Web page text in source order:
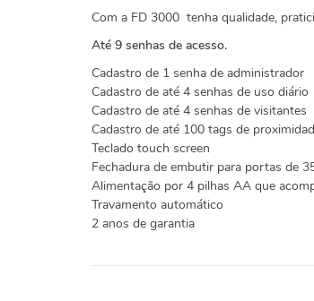
Com a FD 3000 tenha qualidade,
Até 9 senhas de acesso.
Cadastro de 1 senha de administrador
Cadastro de até 4 senhas de uso diário
Cadastro de até 4 senhas de visitantes
Cadastro de até 100 tags de
Teclado touch screen
Fechadura de embutir para portas de
Alimentação por 4 pilhas AA que
Travamento automático
2 anos de garantia